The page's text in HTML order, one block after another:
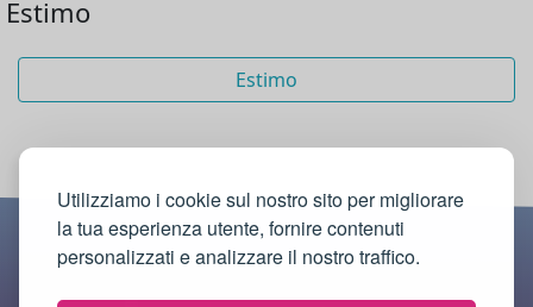
Utilizziamo i cookie sul nostro sito per migliorare
la tua esperienza utente, fornire contenuti
personalizzati e analizzare il nostro traffico.
Estimo
Estimo